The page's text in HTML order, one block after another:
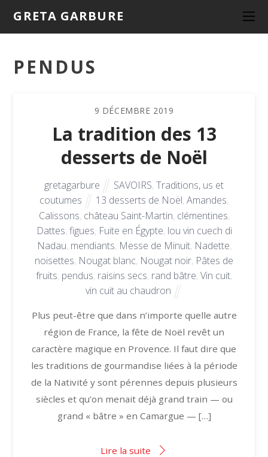
GRETA GARBURE
PENDUS
9 DÉCEMBRE 2019
La tradition des 13
desserts de Noël
gretagarbure SAVOIRS, Traditions, us et
coutumes
13 desserts de Noël, Amandes,
Calissons, château Saint-Martin, clémentines,
Dattes, figues, Fuite en Égypte, lou vin cuech di
Nadau, mendiants, Messe de Minuit, Nadette,
noisettes, Nougat blanc, Nougat noir, Pâtes de
fruits, pendus, raisins secs, rand bâtre, Vin cuit,
vin cuit au chaudron
Plus peut-être que dans n’importe quelle autre
région de France, la fête de Noël revêt un
caractère magique en Provence. Il faut dire que
les traditions de gourmandise liées à la période
de la Nativité y sont pérennes depuis plusieurs
siècles et qu’on menait déjà grand train — ou
grand « bâtre » en Camargue — […]
Lire la suite